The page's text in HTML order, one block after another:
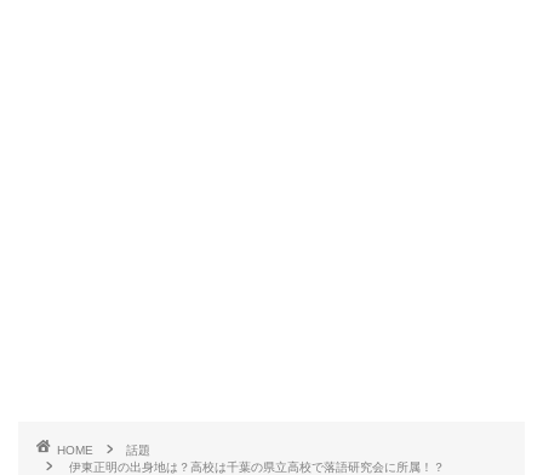
HOME
話題
伊東正明の出身地は？高校は千葉の県立高校で落語研究会に所属！？